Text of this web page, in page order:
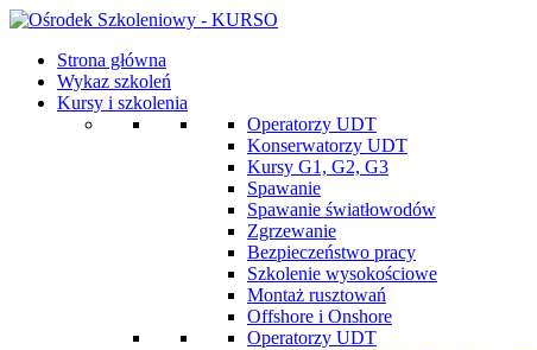
Strona główna
Wykaz szkoleń
Kursy i szkolenia
Operatorzy UDT
Konserwatorzy UDT
Kursy G1, G2, G3
Spawanie
Spawanie światłowodów
Zgrzewanie
Bezpieczeństwo pracy
Szkolenie wysokościowe
Montaż rusztowań
Offshore i Onshore
Operatorzy UDT